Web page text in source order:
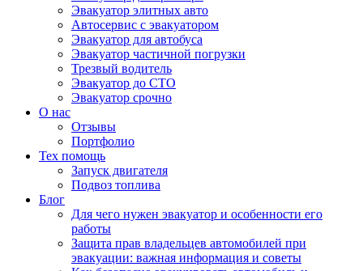
Эвакуатор элитных авто
Автосервис с эвакуатором
Эвакуатор для автобуса
Эвакуатор частичной погрузки
Трезвый водитель
Эвакуатор до СТО
Эвакуатор срочно
О нас
Отзывы
Портфолио
Тех помощь
Запуск двигателя
Подвоз топлива
Блог
Для чего нужен эвакуатор и особенности его
работы
Защита прав владельцев автомобилей при
эвакуации: важная информация и советы